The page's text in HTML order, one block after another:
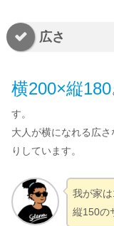
広さ
横200×縦180
す。
大人が横になれる広
りしています。
我が家
縦150の